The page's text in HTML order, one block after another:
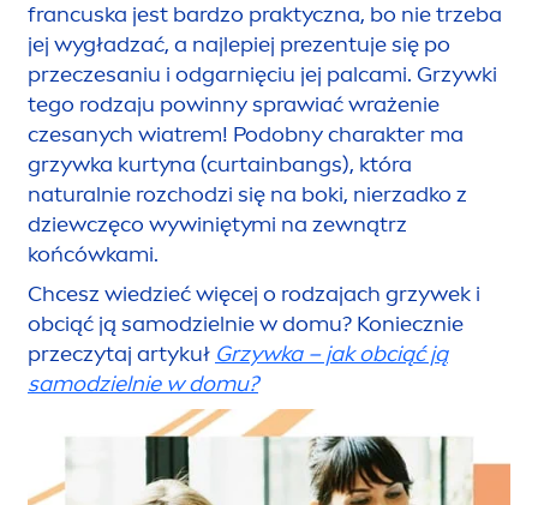
francuska jest bardzo praktyczna, bo nie trzeba
jej wygładzać, a najlepiej prezentuje się po
przeczesaniu i odgarnięciu jej palcami. Grzywki
tego rodzaju powinny sprawiać wrażenie
czesanych wiatrem! Podobny charakter ma
grzywka kurtyna (curtainbangs), która
naturalnie rozchodzi się na boki, nierzadko z
dziewczęco wywiniętymi na zewnątrz
końcówkami.
Chcesz wiedzieć więcej o rodzajach grzywek i
obciąć ją samodzielnie w domu? Koniecznie
przeczytaj artykuł Grzywka – jak obciąć ją
samodzielnie w domu?